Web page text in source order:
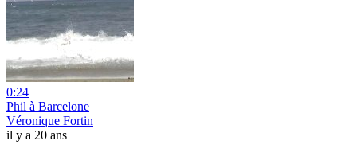
0:24
Phil à Barcelone
Véronique Fortin
il y a 20 ans